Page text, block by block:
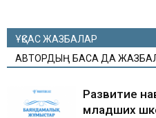
ҰҚСАС ЖАЗБАЛАР
АВТОРДЫҢ БАСҚА ДА
Развитие
младших